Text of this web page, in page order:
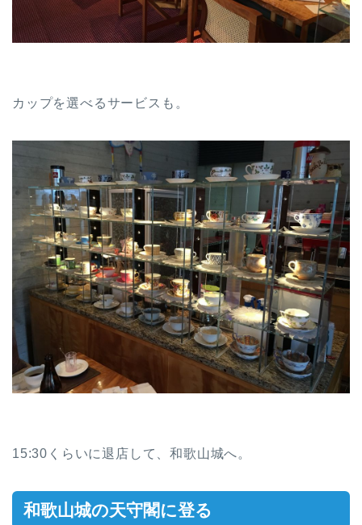
カップを選べるサービスも。
15:30くらいに退店して、和歌山城へ。
和歌山城の天守閣に登る